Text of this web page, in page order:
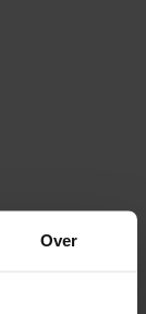
Over